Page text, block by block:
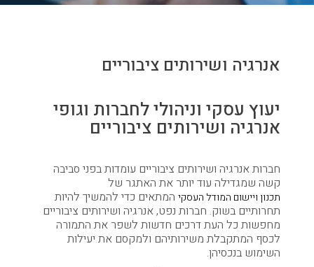
אנרגיה ושירותים ציבוריים
יעוץ עסקי וניהולי לחברות וגופי
אנרגיה ושירותים ציבוריים
חברות אנרגיה ושירותים ציבוריים עומדות בפני סביבה
קשה שמגדילה עוד יותר את האתגר של
תכנון ויישום המודל העסקי המתאים כדי להמשיך להיות
תחרותיים בשוק. חברות נפט, אנרגיה ושירותים ציבוריים
מחפשות כל העת דרכים חדשות לשפר את התמורה
לכסף המתקבלת משירותיהם ולמקסם את יעילות
השימוש בנכסיהן.